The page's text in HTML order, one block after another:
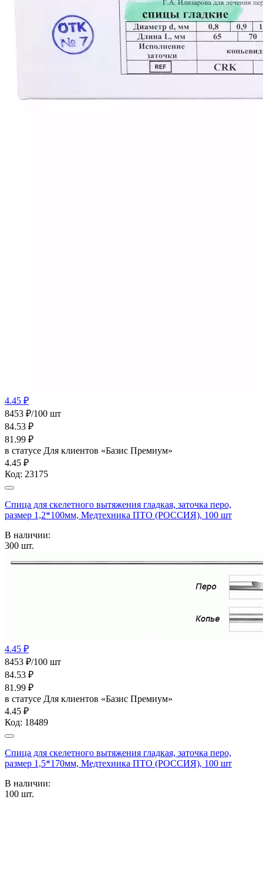
4.45 ₽
8453 ₽/100 шт
84.53 ₽
81.99 ₽
в статусе Для клиентов «Базис Премиум»
4.45 ₽
Код: 23175
Спица для скелетного вытяжения гладкая, заточка перо,
размер 1,2*100мм, Медтехника ПТО (РОССИЯ), 100 шт
В наличии:
300 шт.
4.45 ₽
8453 ₽/100 шт
84.53 ₽
81.99 ₽
в статусе Для клиентов «Базис Премиум»
4.45 ₽
Код: 18489
Спица для скелетного вытяжения гладкая, заточка перо,
размер 1,5*170мм, Медтехника ПТО (РОССИЯ), 100 шт
В наличии:
100 шт.